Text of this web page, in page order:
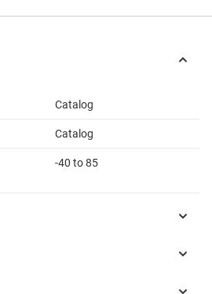
Catalog
Catalog
-40 to 85